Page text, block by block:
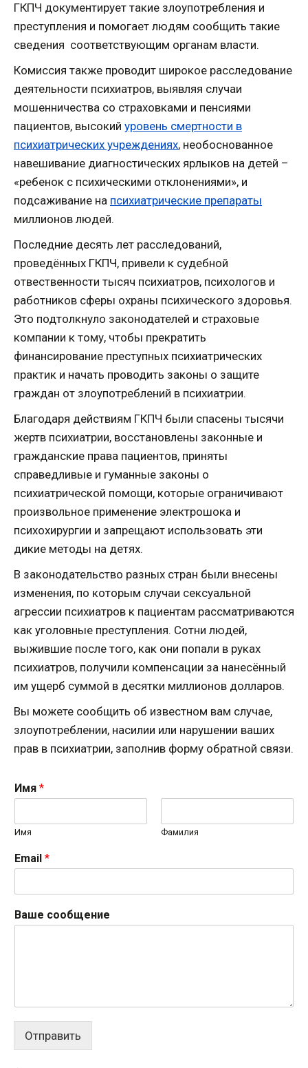
ГКПЧ документирует такие злоупотребления и
преступления и помогает людям сообщить такие
сведения соответствующим органам власти.
Комиссия также проводит широкое расследование
деятельности психиатров, выявляя случаи
мошенничества со страховками и пенсиями
пациентов, высокий уровень смертности в
психиатрических учреждениях, необоснованное
навешивание диагностических ярлыков на детей –
«ребенок с психическими отклонениями», и
подсаживание на психиатрические препараты
миллионов людей.
Последние десять лет расследований,
проведённых ГКПЧ, привели к судебной
отвественности тысяч психиатров, психологов и
работников сферы охраны психического здоровья.
Это подтолкнуло законодателей и страховые
компании к тому, чтобы прекратить
финансирование преступных психиатрических
практик и начать проводить законы о защите
граждан от злоупотреблений в психиатрии.
Благодаря действиям ГКПЧ были спасены тысячи
жертв психиатрии, восстановлены законные и
гражданские права пациентов, приняты
справедливые и гуманные законы о
психиатрической помощи, которые ограничивают
произвольное применение электрошока и
психохирургии и запрещают использовать эти
дикие методы на детях.
В законодательство разных стран были внесены
изменения, по которым случаи сексуальной
агрессии психиатров к пациентам рассматриваются
как уголовные преступления. Сотни людей,
выжившие после того, как они попали в руках
психиатров, получили компенсации за нанесённый
им ущерб суммой в десятки миллионов долларов.
Вы можете сообщить об известном вам случае,
злоупотреблении, насилии или нарушении ваших
прав в психиатрии, заполнив форму обратной связи.
Имя *
Имя Фамилия
Email *
Ваше сообщение
Отправить